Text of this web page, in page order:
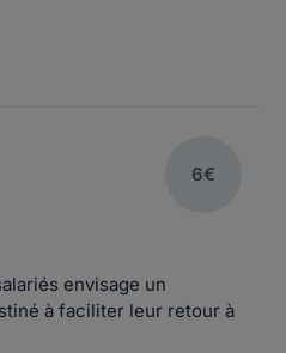
6€
envisage un
à faciliter leur retour à